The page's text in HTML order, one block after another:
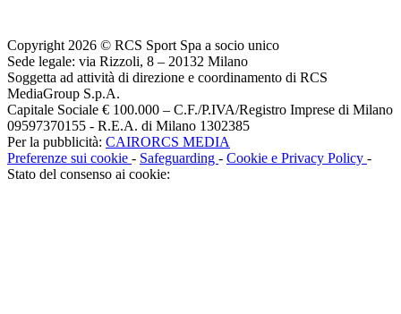
Copyright 2026 © RCS Sport Spa a socio unico
Sede legale: via Rizzoli, 8 – 20132 Milano
Soggetta ad attività di direzione e coordinamento di RCS
MediaGroup S.p.A.
Capitale Sociale € 100.000 – C.F./P.IVA/Registro Imprese di Milano
09597370155 - R.E.A. di Milano 1302385
Per la pubblicità: CAIRORCS MEDIA
Preferenze sui cookie - Safeguarding - Cookie e Privacy Policy -
Stato del consenso ai cookie: